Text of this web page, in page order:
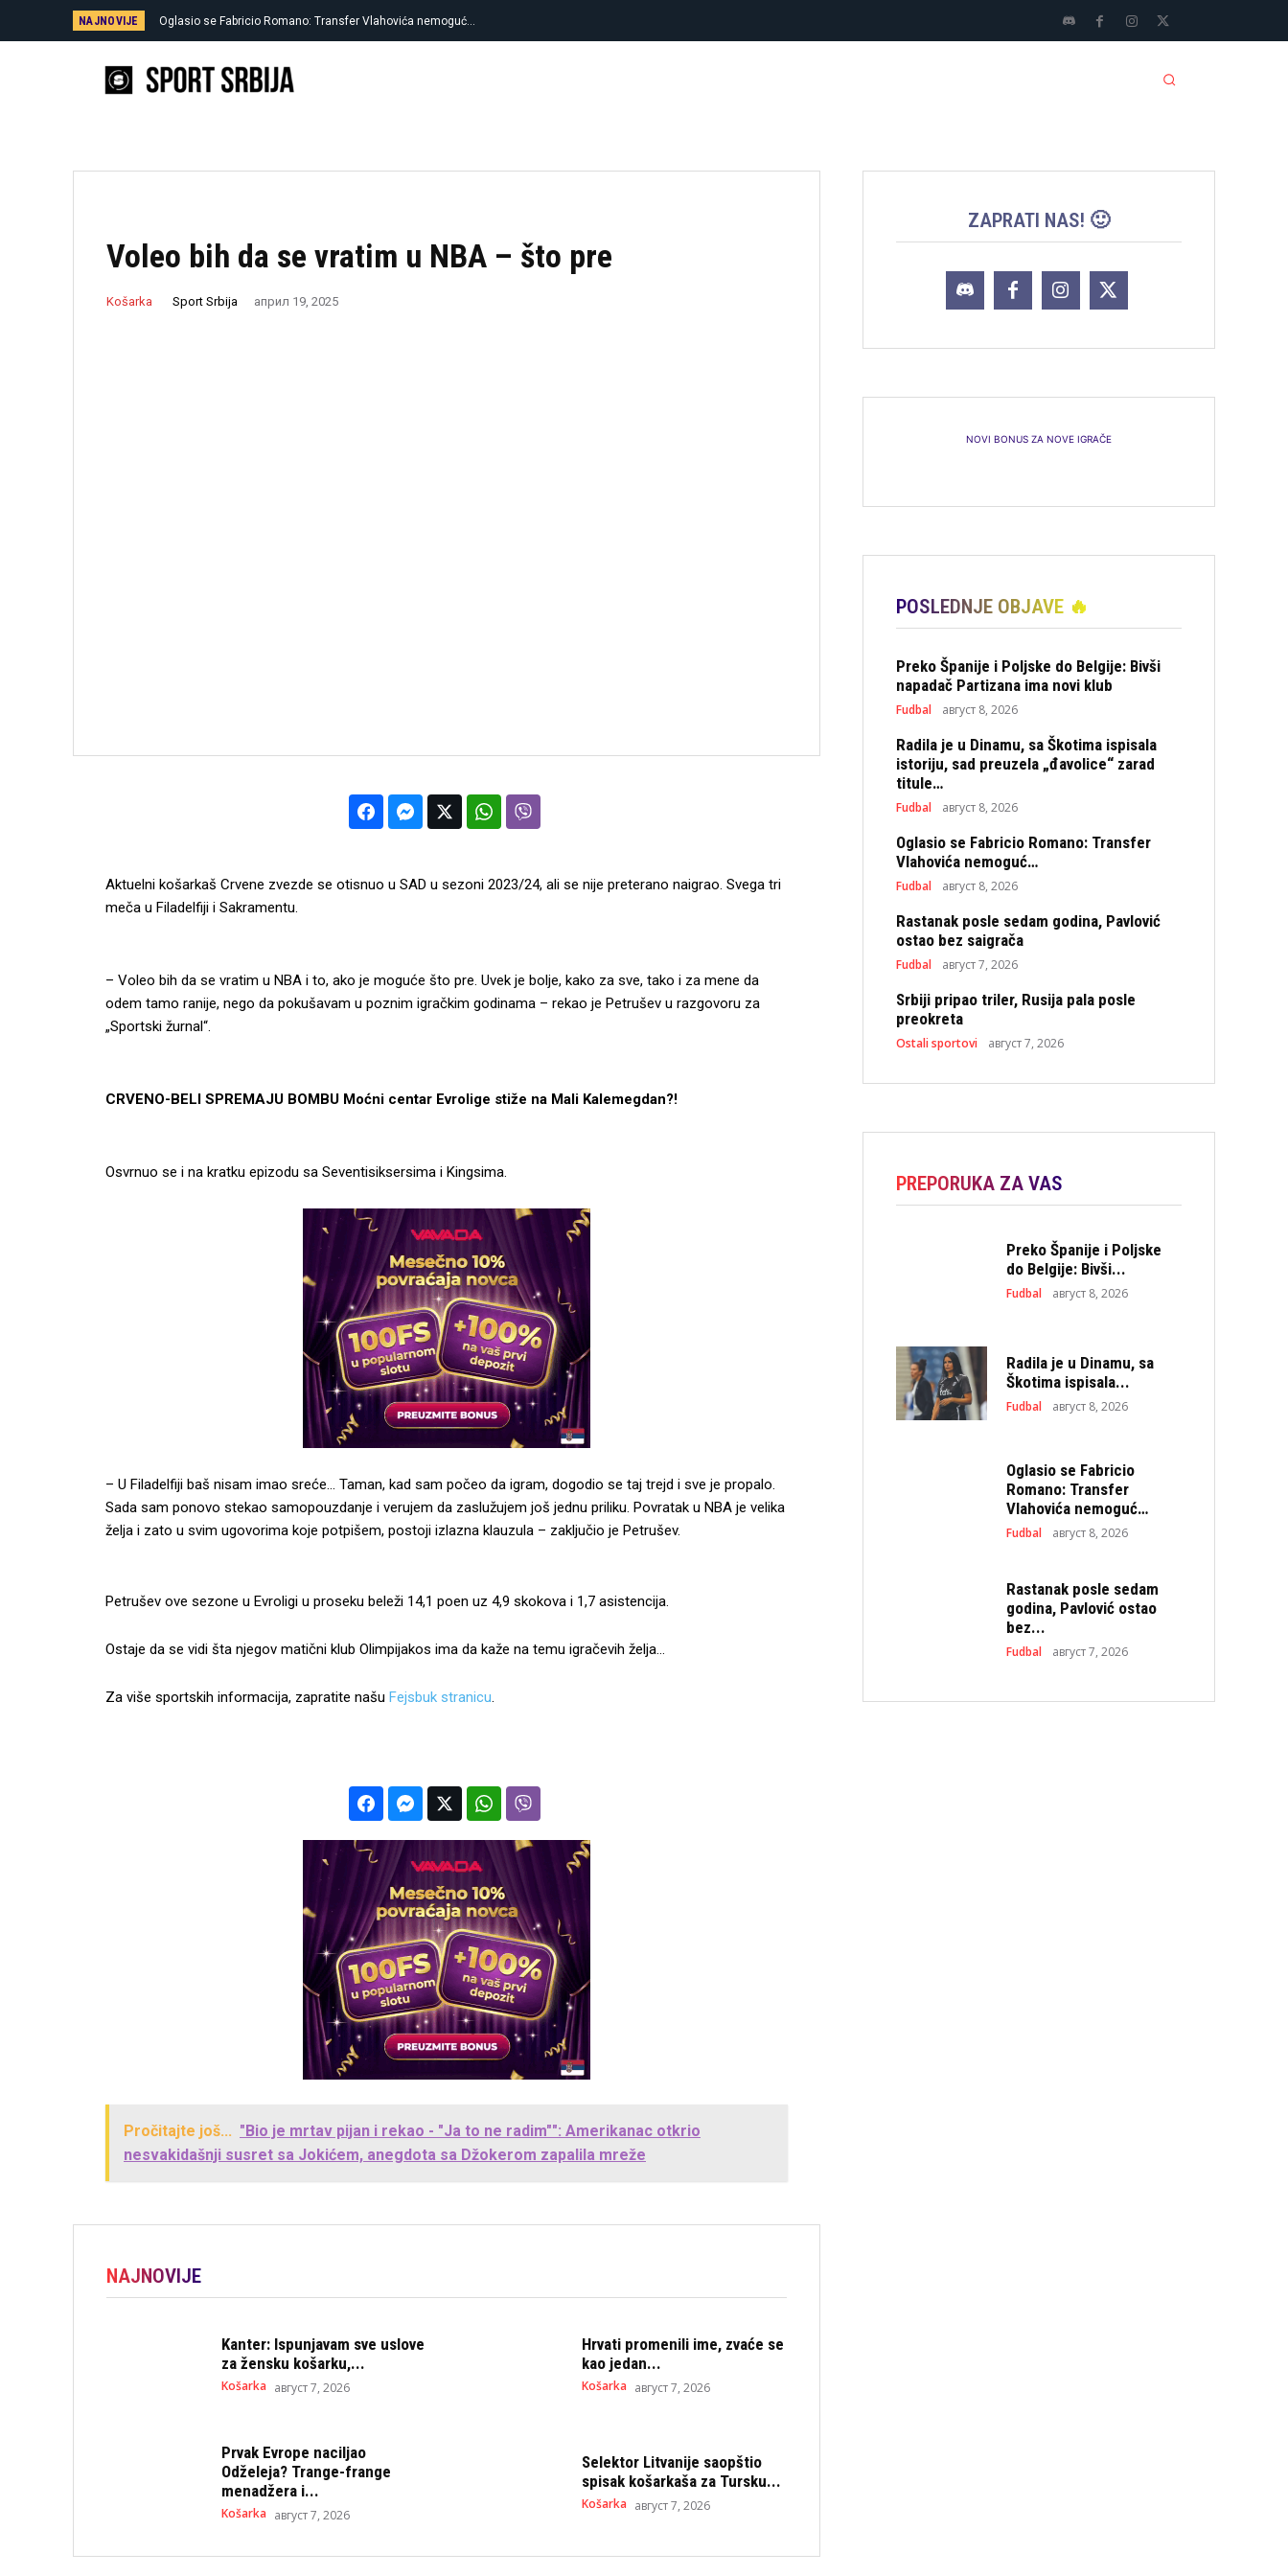
NAJNOVIJE Oglasio se Fabricio Romano: Transfer Vlahovića nemoguć…
Rastanak posle sedam godina, Pavlović ostao bez saigrača
Voleo bih da se vratim u NBA – što pre
Košarka Sport Srbija април 19, 2025
Aktuelni košarkaš Crvene zvezde se otisnuo u SAD u sezoni 2023/24, ali se nije preterano naigrao. Svega tri
meča u Filadelfiji i Sakramentu.
– Voleo bih da se vratim u NBA i to, ako je moguće što pre. Uvek je bolje, kako za sve, tako i za mene da
odem tamo ranije, nego da pokušavam u poznim igračkim godinama – rekao je Petrušev u razgovoru za
„Sportski žurnal“.
CRVENO-BELI SPREMAJU BOMBU Moćni centar Evrolige stiže na Mali Kalemegdan?!
Osvrnuo se i na kratku epizodu sa Seventisiksersima i Kingsima.
– U Filadelfiji baš nisam imao sreće… Taman, kad sam počeo da igram, dogodio se taj trejd i sve je propalo.
Sada sam ponovo stekao samopouzdanje i verujem da zaslužujem još jednu priliku. Povratak u NBA je velika
želja i zato u svim ugovorima koje potpišem, postoji izlazna klauzula – zaključio je Petrušev.
Petrušev ove sezone u Evroligi u proseku beleži 14,1 poen uz 4,9 skokova i 1,7 asistencija.
Ostaje da se vidi šta njegov matični klub Olimpijakos ima da kaže na temu igračevih želja…
Za više sportskih informacija, zapratite našu Fejsbuk stranicu.
Pročitajte još... "Bio je mrtav pijan i rekao - "Ja to ne radim"": Amerikanac otkrio
nesvakidašnji susret sa Jokićem, anegdota sa Džokerom zapalila mreže
NAJNOVIJE
Kanter: Ispunjavam sve uslove
za žensku košarku,...
Košarka август 7, 2026
Hrvati promenili ime, zvaće se
kao jedan...
Košarka август 7, 2026
Prvak Evrope naciljao
Odželeja? Trange-frange
menadžera i...
Košarka август 7, 2026
Selektor Litvanije saopštio
spisak košarkaša za Tursku...
Košarka август 7, 2026
ZAPRATI NAS! 🙂
NOVI BONUS ZA NOVE IGRAČE
POSLEDNJE OBJAVE 🔥
Preko Španije i Poljske do Belgije: Bivši
napadač Partizana ima novi klub
Fudbal август 8, 2026
Radila je u Dinamu, sa Škotima ispisala
istoriju, sad preuzela „đavolice“ zarad
titule…
Fudbal август 8, 2026
Oglasio se Fabricio Romano: Transfer
Vlahovića nemoguć…
Fudbal август 8, 2026
Rastanak posle sedam godina, Pavlović
ostao bez saigrača
Fudbal август 7, 2026
Srbiji pripao triler, Rusija pala posle
preokreta
Ostali sportovi август 7, 2026
PREPORUKA ZA VAS
Preko Španije i Poljske
do Belgije: Bivši...
Fudbal август 8, 2026
Radila je u Dinamu, sa
Škotima ispisala...
Fudbal август 8, 2026
Oglasio se Fabricio
Romano: Transfer
Vlahovića nemoguć…
Fudbal август 8, 2026
Rastanak posle sedam
godina, Pavlović ostao
bez...
Fudbal август 7, 2026